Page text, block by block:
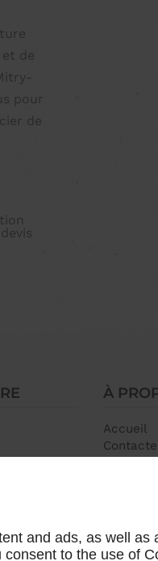
de
pour
de
À
Accueil
and ads, as well as
to the use of